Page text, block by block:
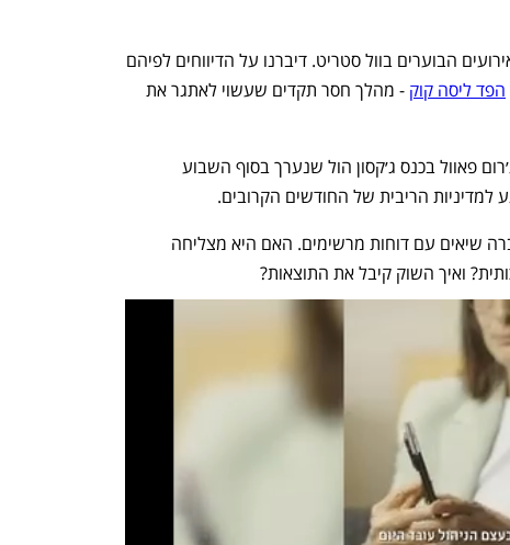
הפד ליסה קוק
למדיניות הריבית של החודשים הקרובים.
ואיך השוק קיבל את התוצאות?